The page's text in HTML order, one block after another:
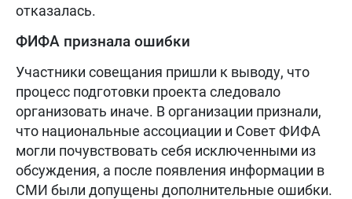
отказалась.
ФИФА признала ошибки
Участники совещания пришли к выводу, что
процесс подготовки проекта следовало
организовать иначе. В организации признали,
что национальные ассоциации и Совет ФИФА
могли почувствовать себя исключенными из
обсуждения, а после появления информации в
СМИ были допущены дополнительные ошибки.